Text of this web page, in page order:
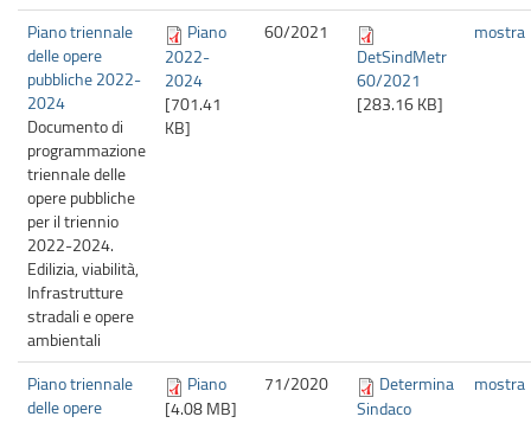
Piano triennale
delle opere
pubbliche 2022-
2024
Documento di
programmazione
triennale delle
opere pubbliche
per il triennio
2022-2024.
Edilizia, viabilità,
Infrastrutture
stradali e opere
ambientali
Piano
2022-
2024
[701.41
KB]
60/2021
DetSindMetr
60/2021
[283.16 KB]
mostra
Piano triennale
delle opere
Piano
[4.08 MB]
71/2020
Determina
Sindaco
mostra